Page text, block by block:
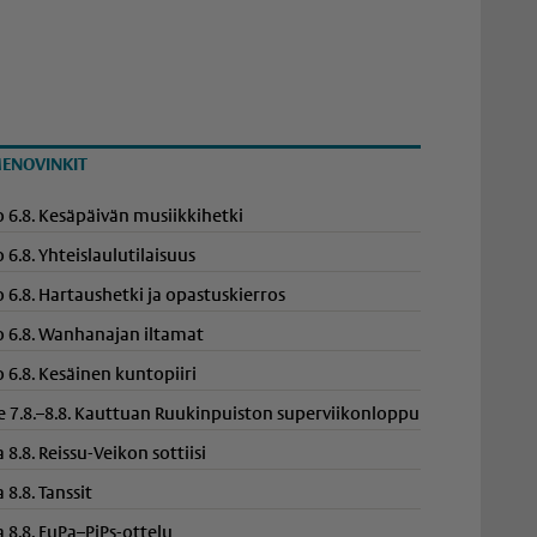
6.8. Kesäpäivän musiikkihetki
6.8. Yhteis­lau­lu­ti­laisuus
6.8. Hartaushetki ja opastuskierros
6.8. Wanhanajan iltamat
6.8. Kesäinen kuntopiiri
7.8.–8.8. Kauttuan Ruukinpuiston superviikonloppu
8.8. Reissu-Veikon sottiisi
8.8. Tanssit
8.8. EuPa–PiPs-ottelu